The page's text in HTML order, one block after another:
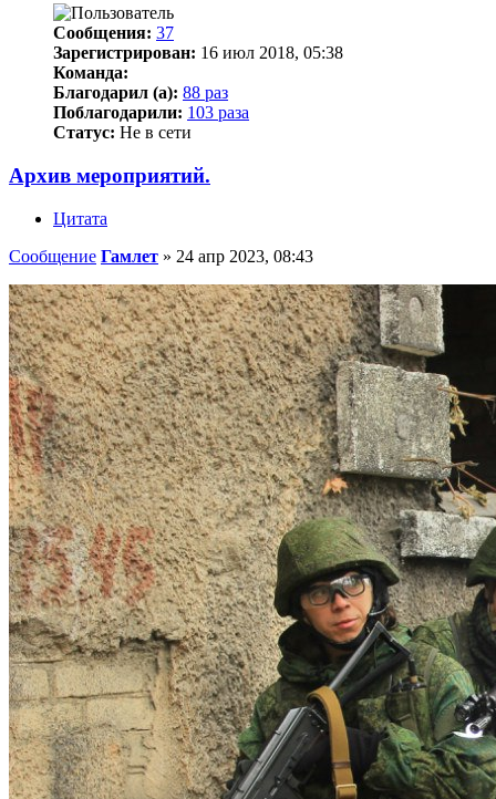
Сообщения: 37
Зарегистрирован: 16 июл 2018, 05:38
Команда:
Благодарил (а): 88 раз
Поблагодарили: 103 раза
Статус: Не в сети
Архив мероприятий.
Цитата
Сообщение Гамлет » 24 апр 2023, 08:43